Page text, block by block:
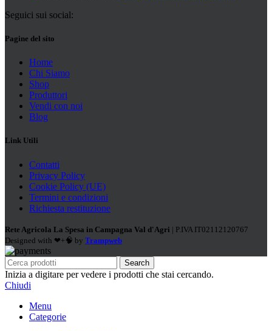
Seguici sui social:
Pagine del sito
Home
Chi Siamo
Shop
Produttori
Vendi con noi
Blog
Link Utili
Contatti
Privacy Policy
Cookie Policy (UE)
Termini e condizioni
Richiesta restituzione
Rete Agricola La Spesa in Campagna Val d'Agri | P.IVA IT02112120767
Designed with ❤+🧠 by Trampweb
Search
Inizia a digitare per vedere i prodotti che stai cercando.
Chiudi
Menu
Categorie